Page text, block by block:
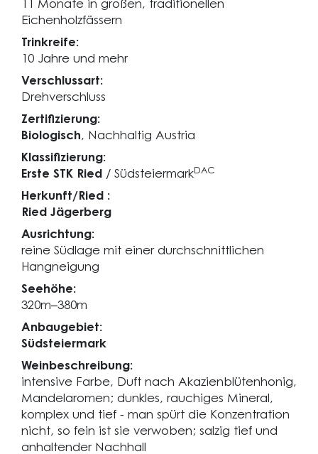
11 Monate in großen, traditionellen
Eichenholzfässern
Trinkreife:
10 Jahre und mehr
Verschlussart:
Drehverschluss
Zertifizierung:
Biologisch, Nachhaltig Austria
Klassifizierung:
Erste STK Ried / SüdsteiermarkDAC
Herkunft/Ried :
Ried Jägerberg
Ausrichtung:
reine Südlage mit einer durchschnittlichen
Hangneigung
Seehöhe:
320m–380m
Anbaugebiet:
Südsteiermark
Weinbeschreibung:
intensive Farbe, Duft nach Akazienblütenhonig,
Mandelaromen; dunkles, rauchiges Mineral,
komplex und tief - man spürt die Konzentration
nicht, so fein ist sie verwoben; salzig tief und
anhaltender Nachhall